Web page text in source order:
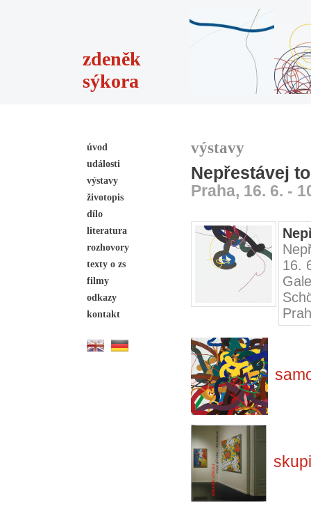
zdeněk
sýkora
úvod
události
výstavy
životopis
dílo
literatura
rozhovory
texty o zs
filmy
odkazy
kontakt
výstavy
Nepřestávej
Praha, 16. 6. -
16.